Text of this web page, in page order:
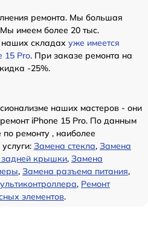
ремонта. Мы большая
Мы имеем более 20 тыс.
наших складах уже имеется
15 Pro. При заказе ремонта на
-25%.
наших мастеров - они
iPhone 15 Pro. По данным
ремонту , наиболее
Замена стекла, Замена
крышки, Замена
, Замена разъема питания,
, Ремонт
элементов.